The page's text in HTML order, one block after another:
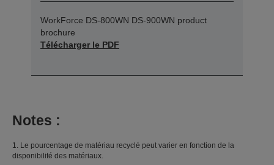
WorkForce DS-800WN DS-900WN product
brochure
Télécharger le PDF
Notes :
1. Le pourcentage de matériau recyclé peut varier en fonction de la
disponibilité des matériaux.